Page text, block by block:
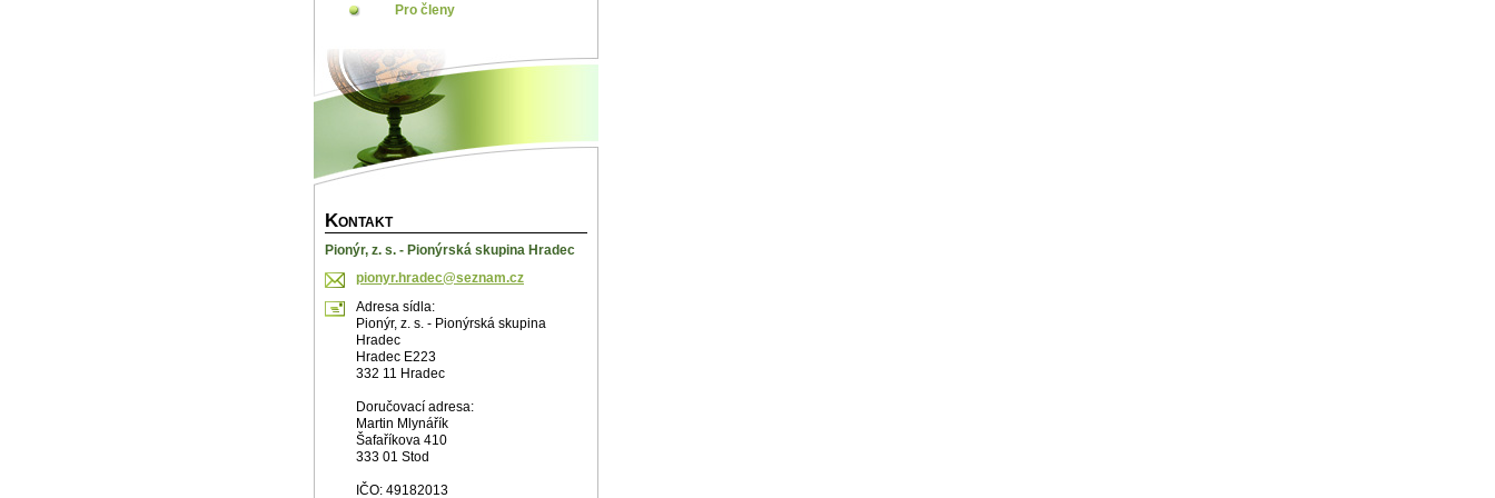
Pro členy
KONTAKT
Pionýr, z. s. - Pionýrská skupina Hradec
pionyr.hradec@seznam.cz
Adresa sídla:
Pionýr, z. s. - Pionýrská skupina
Hradec
Hradec E223
332 11 Hradec
Doručovací adresa:
Martin Mlynářík
Šafaříkova 410
333 01 Stod
IČO: 49182013